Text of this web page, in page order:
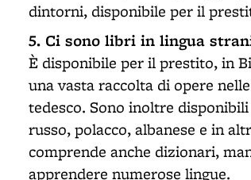
dintorni, disponibile per il
5. Ci sono libri in lingua
È disponibile per il prestito, in
una vasta raccolta di opere
tedesco. Sono inoltre
russo, polacco, albanese e in
comprende anche dizionari,
apprendere numerose lingue.